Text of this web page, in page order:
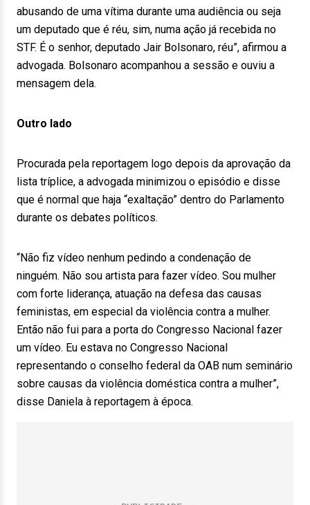
abusando de uma vítima durante uma audiência ou seja
um deputado que é réu, sim, numa ação já recebida no
STF. É o senhor, deputado Jair Bolsonaro, réu”, afirmou a
advogada. Bolsonaro acompanhou a sessão e ouviu a
mensagem dela.
Outro lado
Procurada pela reportagem logo depois da aprovação da
lista tríplice, a advogada minimizou o episódio e disse
que é normal que haja “exaltação” dentro do Parlamento
durante os debates políticos.
“Não fiz vídeo nenhum pedindo a condenação de
ninguém. Não sou artista para fazer vídeo. Sou mulher
com forte liderança, atuação na defesa das causas
feministas, em especial da violência contra a mulher.
Então não fui para a porta do Congresso Nacional fazer
um vídeo. Eu estava no Congresso Nacional
representando o conselho federal da OAB num seminário
sobre causas da violência doméstica contra a mulher”,
disse Daniela à reportagem à época.